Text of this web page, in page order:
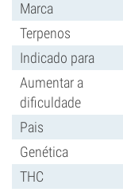
Marca
Terpenos
Indicado para
Aumentar a
dificuldade
Pais
Genética
THC